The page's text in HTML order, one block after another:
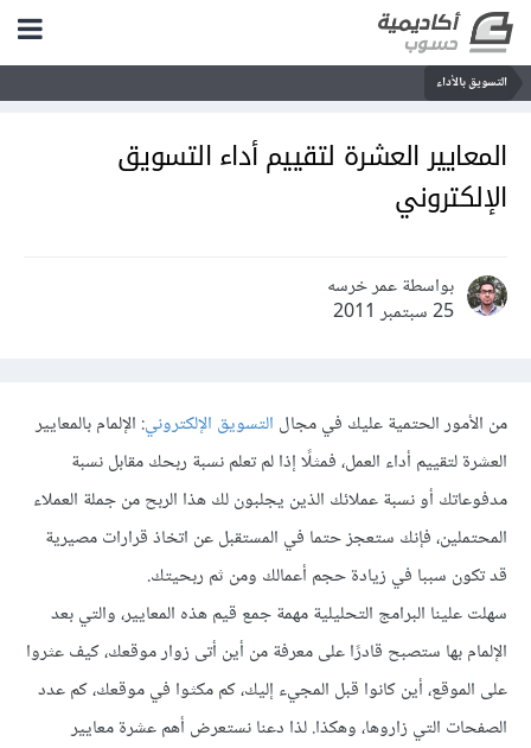
التسويق بالأداء
المعايير العشرة لتقييم أداء التسويق
الإلكتروني
بواسطة عمر خرسه
25 سبتمبر 2011
من الأمور الحتمية عليك في مجال التسويق الإلكتروني: الإلمام بالمعايير
العشرة لتقييم أداء العمل، فمثلًا إذا لم تعلم نسبة ربحك مقابل نسبة
مدفوعاتك أو نسبة عملائك الذين يجلبون لك هذا الربح من جملة العملاء
المحتملين، فإنك ستعجز حتما في المستقبل عن اتخاذ قرارات مصيرية
قد تكون سببا في زيادة حجم أعمالك ومن ثم ربحيتك.
سهلت علينا البرامج التحليلية مهمة جمع قيم هذه المعايير، والتي بعد
الإلمام بها ستصبح قادرًا على معرفة من أين أتى زوار موقعك، كيف عثروا
على الموقع، أين كانوا قبل المجيء إليك، كم مكثوا في موقعك، كم عدد
الصفحات التي زاروها، وهكذا. لذا دعنا نستعرض أهم عشرة معايير